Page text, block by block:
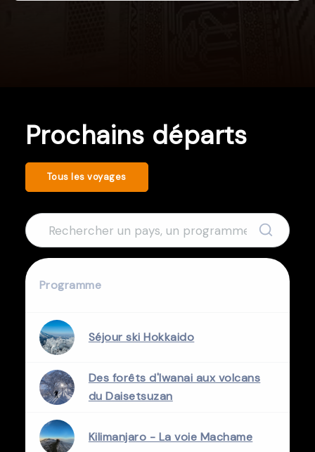
Prochains départs
Tous les voyages
Programme
Séjour ski Hokkaido
Des forêts d'Iwanai aux volcans
du Daisetsuzan
Kilimanjaro - La voie Machame